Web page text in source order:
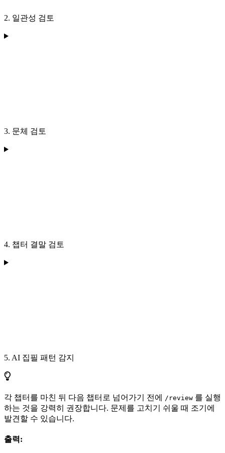
2. 일관성 검토
3. 문체 검토
4. 챕터 결말 검토
5. AI 집필 패턴 감지
각 챕터를 마친 뒤 다음 챕터로 넘어가기 전에 /review 를 실행
하는 것을 강력히 권장합니다. 문제를 고치기 쉬울 때 조기에
발견할 수 있습니다.
출력: